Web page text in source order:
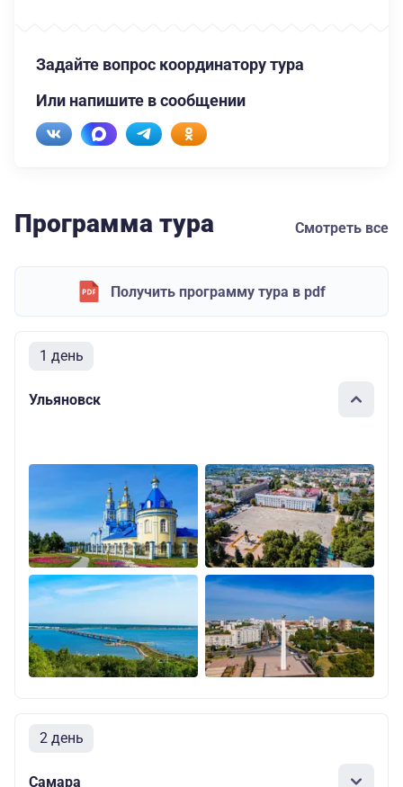
Задайте вопрос координатору тура
Или напишите в сообщении
Программа тура Смотреть все
Получить программу тура в pdf
1 день
Ульяновск
2 день
Самара